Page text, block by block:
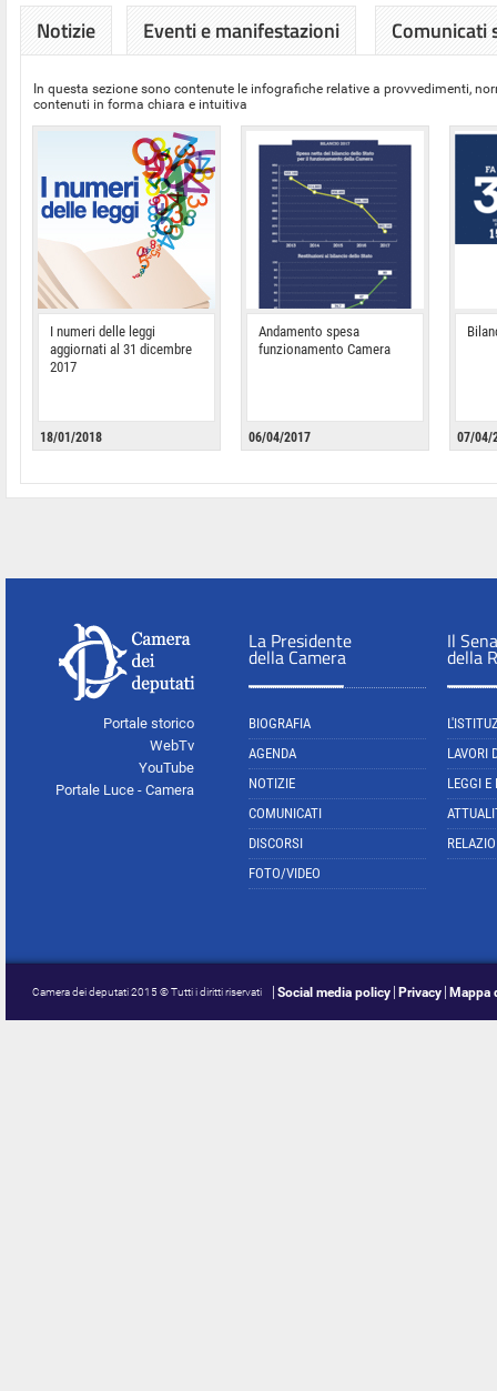
Notizie Eventi e manifestazioni Comunicati
In questa sezione sono contenute le infografiche relative a provvedimenti,
contenuti in forma chiara e intuitiva
I numeri delle leggi
aggiornati al 31 dicembre
2017
18/01/2018
Andamento spesa
funzionamento Camera
06/04/2017 07/04/
Portale storico
WebTv
YouTube
Portale Luce - Camera
La Presidente
della Camera
BIOGRAFIA
AGENDA
NOTIZIE
COMUNICATI
DISCORSI
FOTO/VIDEO
Il
della
LAVORI
LEGGI E
Camera dei deputati 2015 © Tutti i diritti riservati Social media policy Privacy Mappa